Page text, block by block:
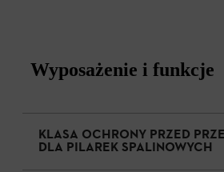
Wyposażenie i funkcje
KLASA OCHRONY PRZED
DLA PILAREK SPALINOWYCH